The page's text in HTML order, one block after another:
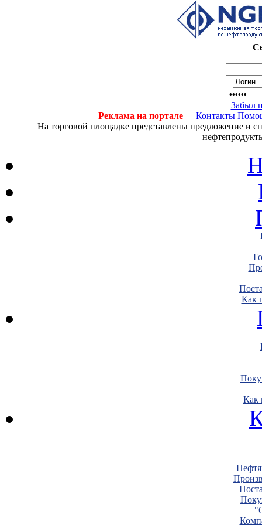
Забыл
Реклама на портале
Контакты
На торговой площадке представлены предложение и
Как
Как